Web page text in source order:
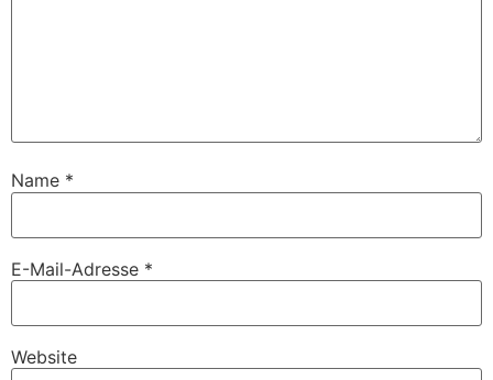
Name *
E-Mail-Adresse *
Website